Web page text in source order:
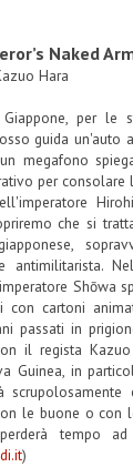
Naked
Hara
per le
guida un'auto
megafono
per consolare
che si
antimilitarista.
Shōwa
cartoni
passati in
il regista
Guinea, in
le buone o con
tempo ad
)